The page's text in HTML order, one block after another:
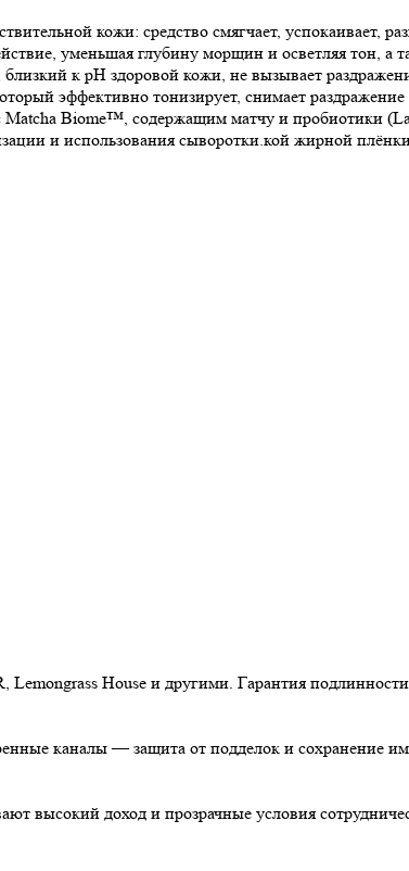
кожи: средство смягчает, успокаивает,
уменьшая глубину морщин и осветляя тон,
к pH здоровой кожи, не вызывает
эффективно тонизирует, снимает
Biome™, содержащим матчу и пробиотики
и использования сыворотки.кой жирной
House и другими. Гарантия
каналы — защита от подделок и сохранение
высокий доход и прозрачные условия